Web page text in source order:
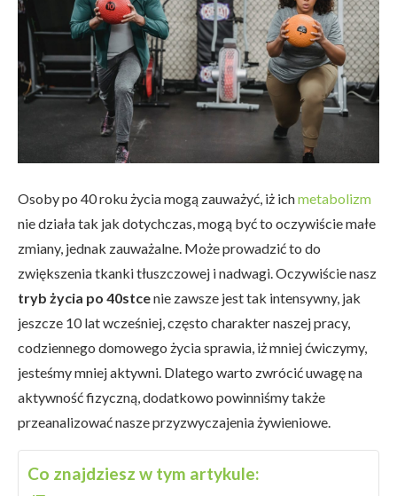
Osoby po 40 roku życia mogą zauważyć, iż ichmetabolizm
nie działa tak jak dotychczas, mogą być to oczywiście małe
zmiany, jednak zauważalne. Może prowadzić to do
zwiększenia tkanki tłuszczowej i nadwagi. Oczywiście nasz
tryb życia po 40stcenie zawsze jest tak intensywny, jak
jeszcze 10 lat wcześniej, często charakter naszej pracy,
codziennego domowego życia sprawia, iż mniej ćwiczymy,
jesteśmy mniej aktywni. Dlatego warto zwrócić uwagę na
aktywność fizyczną, dodatkowo powinniśmy także
przeanalizować nasze przyzwyczajenia żywieniowe.
Co znajdziesz w tym artykule: